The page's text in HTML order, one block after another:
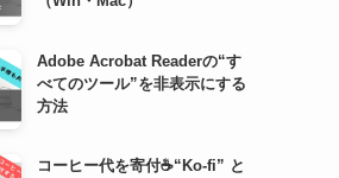
Adobe Acrobat Readerの“す
べてのツール”を非表示にする
方法
コーヒー代を寄付☕“Ko-fi” と